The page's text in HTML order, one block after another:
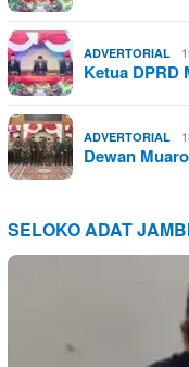
ADVERTORIAL
Ketua
ADVERTORIAL
Dewan
SELOKO ADAT